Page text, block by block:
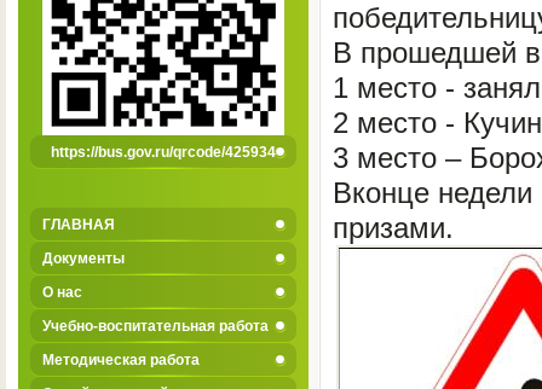
https://bus.gov.ru/qrcode/425934
ГЛАВНАЯ
Документы
О нас
Учебно-воспитательная работа
Методическая работа
В прошедшей
1 место -
2 место -
3 место –
Вконце недели
призами.